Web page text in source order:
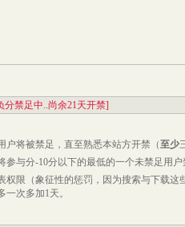
分禁足中..尚余21天开禁]
户将被禁足，直至熟悉本站方开禁（至少
参与分-10分以下的最低的一个未禁足用户
权限（象征性的惩罚，因为搜索与下载
一次多加1天。